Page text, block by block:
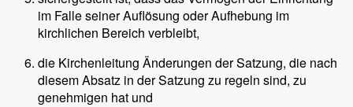
im Falle seiner Auflösung oder Aufhebung im
kirchlichen Bereich verbleibt,
die Kirchenleitung Änderungen der Satzung, die nach
diesem Absatz in der Satzung zu regeln sind, zu
genehmigen hat und